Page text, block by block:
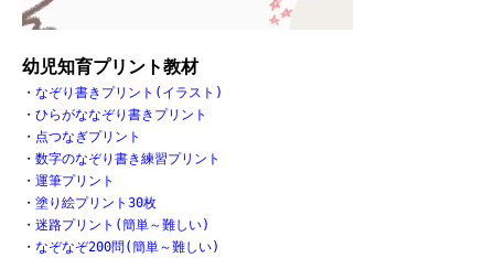
幼児知育プリント教材
・ なぞり書きプリント(イラスト)
・ ひらがななぞり書きプリント
・ 点つなぎプリント
・ 数字のなぞり書き練習プリント
・ 運筆プリント
・ 塗り絵プリント30枚
・ 迷路プリント(簡単～難しい)
・ なぞなぞ200問(簡単～難しい)